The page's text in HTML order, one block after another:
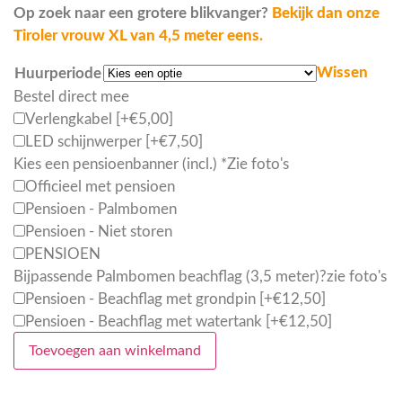
Op zoek naar een grotere blikvanger? Bekijk dan onze
Tiroler vrouw XL van 4,5 meter eens.
Huurperiode
Wissen
Bestel direct mee
Verlengkabel
[+€5,00]
LED schijnwerper [+€7,50]
Kies een pensioenbanner (incl.) *Zie foto's
Officieel met pensioen
Pensioen - Palmbomen
Pensioen - Niet storen
PENSIOEN
Bijpassende Palmbomen beachflag (3,5 meter)?zie foto's
Pensioen - Beachflag met grondpin [+€12,50]
Pensioen - Beachflag met watertank
[+€12,50]
Toevoegen aan winkelmand